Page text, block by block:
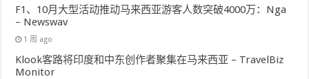
F1、10月大型活动推动马来西亚游客人数突破4000万：Nga
– Newswav
1 周 ago
Klook客路将印度和中东创作者聚集在马来西亚 – TravelBiz
Monitor